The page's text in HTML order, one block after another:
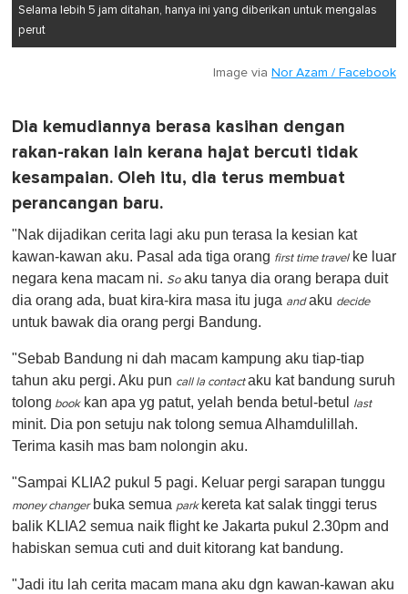
Selama lebih 5 jam ditahan, hanya ini yang diberikan untuk mengalas
perut
Image via Nor Azam / Facebook
Dia kemudiannya berasa kasihan dengan
rakan-rakan lain kerana hajat bercuti tidak
kesampaian. Oleh itu, dia terus membuat
perancangan baru.
"Nak dijadikan cerita lagi aku pun terasa la kesian kat
kawan-kawan aku. Pasal ada tiga orang first time travelke luar
negara kena macam ni. Soaku tanya dia orang berapa duit
dia orang ada, buat kira-kira masa itu juga andaku decide
untuk bawak dia orang pergi Bandung.
"Sebab Bandung ni dah macam kampung aku tiap-tiap
tahun aku pergi. Aku pun call la contactaku kat bandung suruh
tolong bookkan apa yg patut, yelah benda betul-betul last
minit. Dia pon setuju nak tolong semua Alhamdulillah.
Terima kasih mas bam nolongin aku.
"Sampai KLIA2 pukul 5 pagi. Keluar pergi sarapan tunggu
money changerbuka semua park kereta kat salak tinggi terus
balik KLIA2 semua naik flight ke Jakarta pukul 2.30pm and
habiskan semua cuti and duit kitorang kat bandung.
"Jadi itu lah cerita macam mana aku dgn kawan-kawan aku